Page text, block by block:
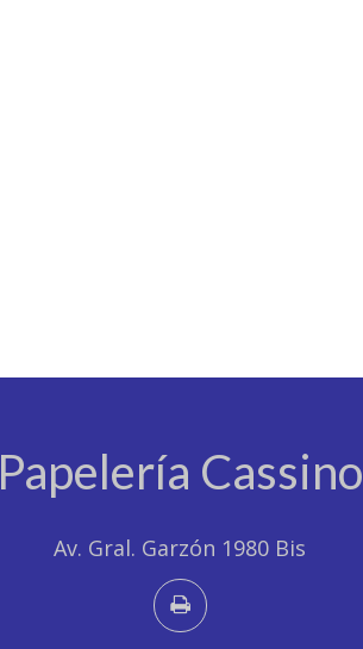
Papelería Cassino
Av. Gral. Garzón 1980 Bis